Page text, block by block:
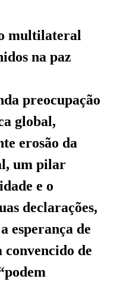
multilateral
na paz
preocupação
global,
erosão da
um pilar
e o
declarações,
esperança de
de